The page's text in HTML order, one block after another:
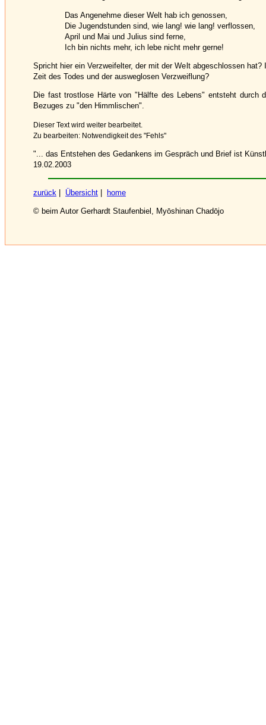
Das Angenehme dieser Welt hab ich genossen,
Die Jugendstunden sind, wie lang! wie lang! verflossen,
April und Mai und Julius sind ferne,
Ich bin nichts mehr, ich lebe nicht mehr gerne!
Spricht hier ein Verzweifelter, der mit der Welt abgeschlossen hat?
Zeit des Todes und der ausweglosen Verzweiflung?
Die fast trostlose Härte von "Hälfte des Lebens" entsteht durch
Bezuges zu "den Himmlischen".
Dieser Text wird weiter bearbeitet.
Zu bearbeiten: Notwendigkeit des "Fehls"
"... das Entstehen des Gedankens im Gespräch und Brief ist
19.02.2003
zurück | Übersicht | home
© beim Autor Gerhardt Staufenbiel, Myōshinan Chadōjo